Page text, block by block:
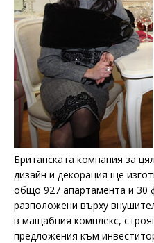
Британската компания за
дизайн и декорация ще
общо 927 апартамента и
разположени върху
в мащабния комплекс,
предложения към